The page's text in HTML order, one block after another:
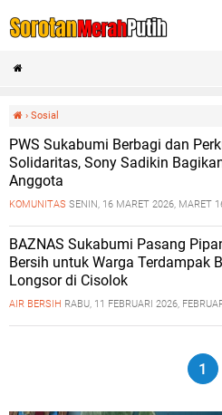
› Sosial
PWS Sukabumi Berbagi dan
Solidaritas, Sony Sadikin
Anggota
KOMUNITAS SENIN, 16 MARET 2026, MARET
BAZNAS Sukabumi Pasang
Bersih untuk Warga Terdampak
Longsor di Cisolok
AIR BERSIH RABU, 11 FEBRUARI 2026,
1